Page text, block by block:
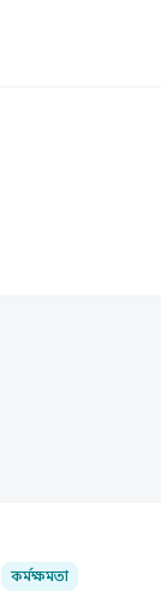
কর্মক্ষমতা